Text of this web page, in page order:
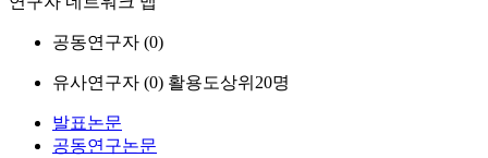
공동연구자 (0)
유사연구자 (0) 활용도상위20명
발표논문
공동연구논문